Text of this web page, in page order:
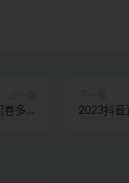
多份
2023抖音